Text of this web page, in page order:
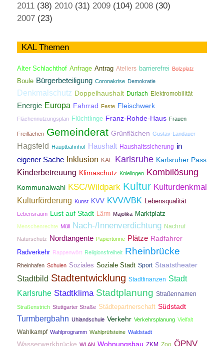
2011 (38) 2010 (31) 2009 (104) 2008 (30)
2007 (23)
KAL Themen
Alter Schlachthof Anfrage Antrag Ateliers barrierefrei Bolzplatz
Boule Bürgerbeteiligung Coronakrise Demokratie
Denkmalschutz Doppelhaushalt Durlach Elektromobilität
Energie Europa Fahrrad Feste Fleischwerk
Flächennutzungsplan Flüchtlinge Franz-Rohde-Haus Frauen
Freiflächen Gemeinderat Grünflächen Gustav-Landauer
Hagsfeld Hauptbahnhof Haushalt Haushaltssicherung in
eigener Sache Inklusion KAL Karlsruhe Karlsruher Pass
Kinderbetreuung Klimaschutz Knielingen Kombilösung
Kommunalwahl KSC/Wildpark Kultur Kulturdenkmal
Kulturförderung Kunst KVV KVV/VBK Lebensqualität
Lebensraum Lust auf Stadt Lärm Majolika Marktplatz
Menschenrechte Müll Nach-/Innenverdichtung Nachruf
Naturschutz Nordtangente Papiertonne Plätze Radfahrer
Radverkehr Rappenwört Religionsfreiheit Rheinbrücke
Rheinhafen Schulen Soziales Soziale Stadt Sport Staatstheater
Stadtbild Stadtentwicklung Stadtfinanzen Stadt
Karlsruhe Stadtklima Stadtplanung Straßennamen
Straßenstrich Stuttgarter Straße Städtepartnerschaft Südstadt
Turmbergbahn Uhlandschule Verkehr Verkehrsplanung Vielfalt
Wahlkampf Wahlprogramm Wahlprüfsteine Waldstadt
Wasserwerkbrücke WLAN Wohnungsbau ZKM Zoo ÖPNV